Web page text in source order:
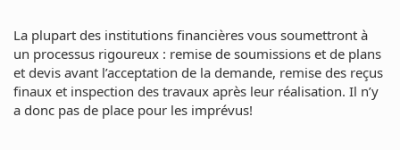
La plupart des institutions financières vous soumettront à
un processus rigoureux : remise de soumissions et de plans
et devis avant l’acceptation de la demande, remise des reçus
finaux et inspection des travaux après leur réalisation. Il n’y
a donc pas de place pour les imprévus!